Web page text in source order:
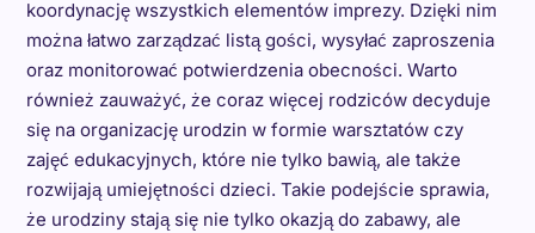
koordynację wszystkich elementów imprezy. Dzięki nim
można łatwo zarządzać listą gości, wysyłać zaproszenia
oraz monitorować potwierdzenia obecności. Warto
również zauważyć, że coraz więcej rodziców decyduje
się na organizację urodzin w formie warsztatów czy
zajęć edukacyjnych, które nie tylko bawią, ale także
rozwijają umiejętności dzieci. Takie podejście sprawia,
że urodziny stają się nie tylko okazją do zabawy, ale